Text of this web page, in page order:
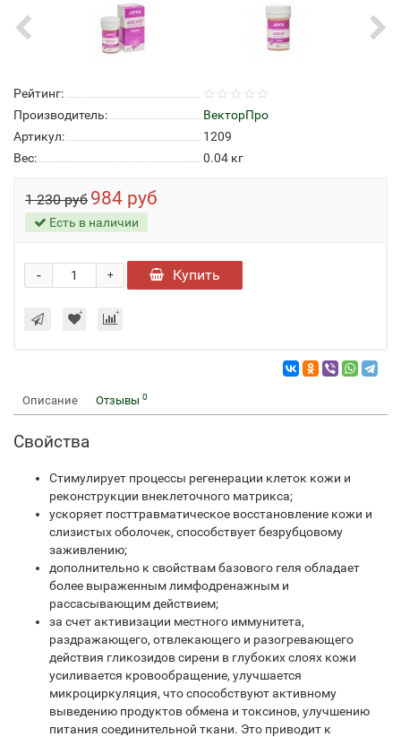
Рейтинг:
Производитель:
ВекторПро
Артикул:
1209
Вес:
0.04 кг
1 230 руб 984 руб
Есть в наличии
+
- Купить
Описание Отзывы 0
Свойства
Стимулирует процессы регенерации клеток кожи и
реконструкции внеклеточного матрикса;
ускоряет посттравматическое восстановление кожи и
слизистых оболочек, способствует безрубцовому
заживлению;
дополнительно к свойствам базового геля обладает
более выраженным лимфодренажным и
рассасывающим действием;
за счет активизации местного иммунитета,
раздражающего, отвлекающего и разогревающего
действия гликозидов сирени в глубоких слоях кожи
усиливается кровообращение, улучшается
микроциркуляция, что способствуют активному
выведению продуктов обмена и токсинов, улучшению
питания соединительной ткани. Это приводит к